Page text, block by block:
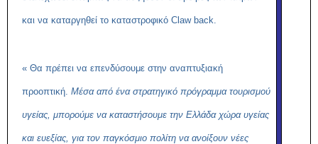
και να καταργηθεί το καταστροφικό Claw back.
« Θα πρέπει να επενδύσουμε στην αναπτυξιακή
προοπτική. Μέσα από ένα στρατηγικό πρόγραμμα τουρισμού
υγείας, μπορούμε να καταστήσουμε την Ελλάδα χώρα υγείας
και ευεξίας, για τον παγκόσμιο πολίτη να ανοίξουν νέες